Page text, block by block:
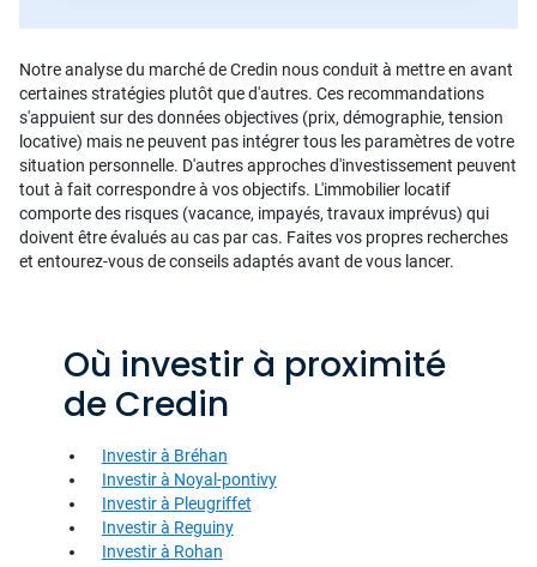
Notre analyse du marché de Credin nous conduit à mettre en avant
certaines stratégies plutôt que d'autres. Ces recommandations
s'appuient sur des données objectives (prix, démographie, tension
locative) mais ne peuvent pas intégrer tous les paramètres de votre
situation personnelle. D'autres approches d'investissement peuvent
tout à fait correspondre à vos objectifs. L'immobilier locatif
comporte des risques (vacance, impayés, travaux imprévus) qui
doivent être évalués au cas par cas. Faites vos propres recherches
et entourez-vous de conseils adaptés avant de vous lancer.
Où investir à proximité
de Credin
Investir à Bréhan
Investir à Noyal-pontivy
Investir à Pleugriffet
Investir à Reguiny
Investir à Rohan